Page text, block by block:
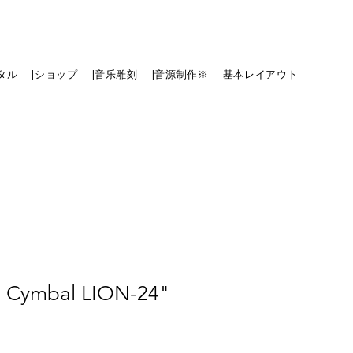
ル |ショップ |音乐雕刻 |音源制作※ 基本レイアウト
Cymbal LION-24"